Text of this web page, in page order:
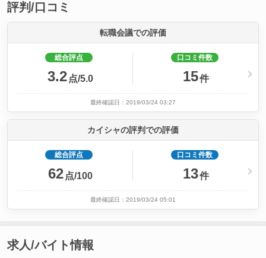
評判/口コミ
転職会議での評価
総合評点
3.2 点/5.0
口コミ件数
15件
最終確認日：2019/03/24 03:27
カイシャの評判での評価
総合評点
62 点/100
口コミ件数
13件
最終確認日：2019/03/24 05:01
求人/バイト情報